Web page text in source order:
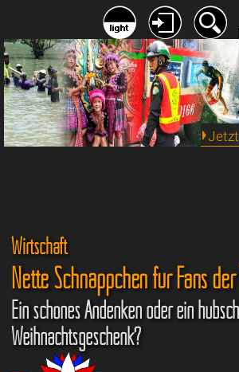
Wirtschaft
Nette Schnäppchen für Fans
Ein schönes Andenken oder ein
Weihnachtsgeschenk?